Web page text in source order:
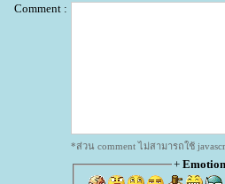
Comment :
*ส่วน comment ไม่สามารถใช้
+ Emotion